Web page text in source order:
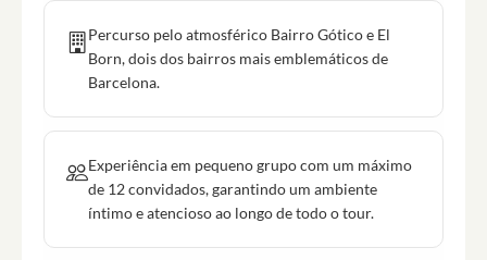
Percurso pelo atmosférico Bairro Gótico e El
Born, dois dos bairros mais emblemáticos de
Barcelona.
Experiência em pequeno grupo com um máximo
de 12 convidados, garantindo um ambiente
íntimo e atencioso ao longo de todo o tour.